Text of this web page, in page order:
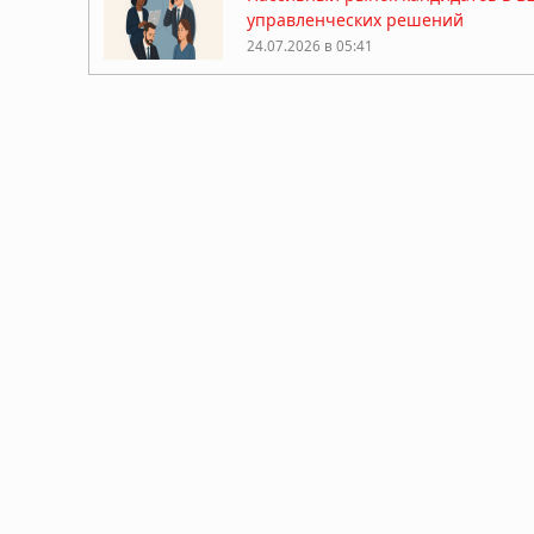
управленческих решений
24.07.2026 в 05:41